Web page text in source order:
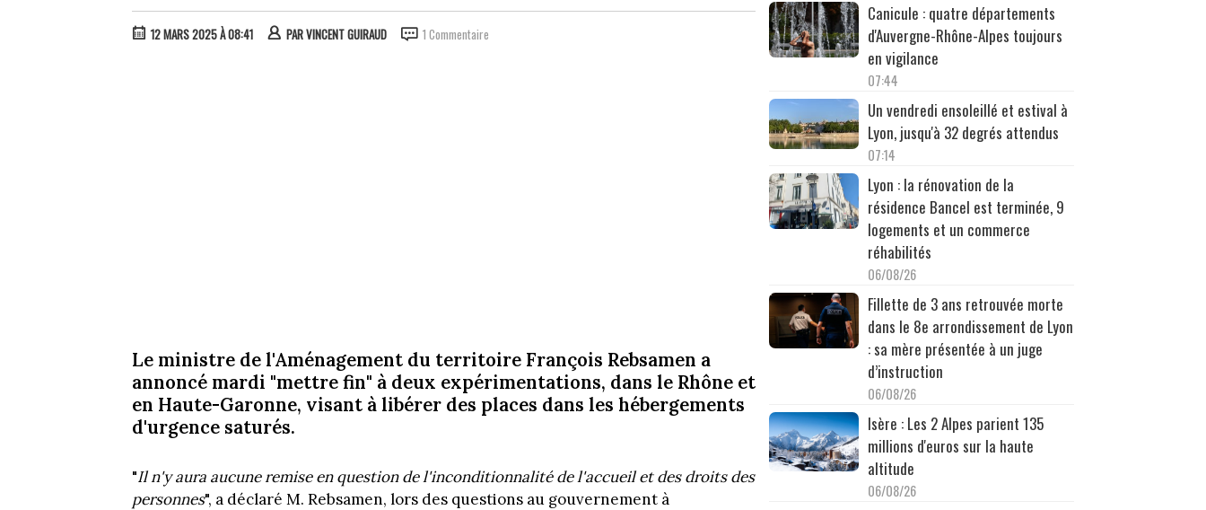
12 MARS 2025 À 08:41 PARVINCENT GUIRAUD 1 Commentaire
Le ministre de l'Aménagement du territoire François Rebsamen a
annoncé mardi "mettre fin" à deux expérimentations, dans le Rhône et
en Haute-Garonne, visant à libérer des places dans les hébergements
d'urgence saturés.
"Il n'y aura aucune remise en question de l'inconditionnalité de l'accueil et des droits des
personnes", a déclaré M. Rebsamen, lors des questions au gouvernement à
Canicule : quatre départements
d'Auvergne-Rhône-Alpes toujours
en vigilance
07:44
Un vendredi ensoleillé et estival à
Lyon, jusqu'à 32 degrés attendus
07:14
Lyon : la rénovation de la
résidence Bancel est terminée, 9
logements et un commerce
réhabilités
06/08/26
Fillette de 3 ans retrouvée morte
dans le 8e arrondissement de Lyon
: sa mère présentée à un juge
d’instruction
06/08/26
Isère : Les 2 Alpes parient 135
millions d'euros sur la haute
altitude
06/08/26